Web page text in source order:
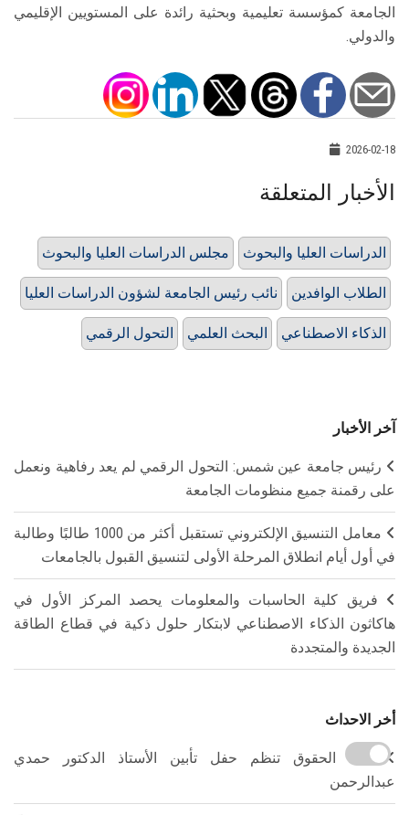
الجامعة كمؤسسة تعليمية وبحثية رائدة على المستويين الإقليمي
والدولي.
2026-02-18
الأخبار المتعلقة
مجلس الدراسات العليا والبحوث الدراسات العليا والبحوث
نائب رئيس الجامعة لشؤون الدراسات العليا الطلاب الوافدين
التحول الرقمي البحث العلمي الذكاء الاصطناعي
آخر الأخبار
رئيس جامعة عين شمس: التحول الرقمي لم يعد رفاهية ونعمل
على رقمنة جميع منظومات الجامعة
معامل التنسيق الإلكتروني تستقبل أكثر من 1000 طالبًا وطالبة
في أول أيام انطلاق المرحلة الأولى لتنسيق القبول بالجامعات
فريق كلية الحاسبات والمعلومات يحصد المركز الأول في
هاكاثون الذكاء الاصطناعي لابتكار حلول ذكية في قطاع الطاقة
الجديدة والمتجددة
أخر الاحداث
كلية الحقوق تنظم حفل تأبين الأستاذ الدكتور حمدي
عبدالرحمن